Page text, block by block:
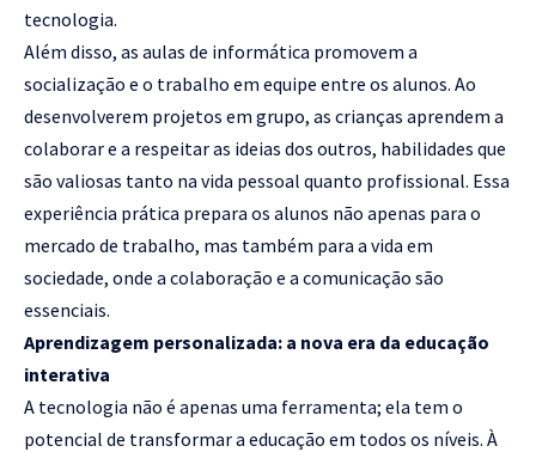
tecnologia.
Além disso, as aulas de informática promovem a
socialização e o trabalho em equipe entre os alunos. Ao
desenvolverem projetos em grupo, as crianças aprendem a
colaborar e a respeitar as ideias dos outros, habilidades que
são valiosas tanto na vida pessoal quanto profissional. Essa
experiência prática prepara os alunos não apenas para o
mercado de trabalho, mas também para a vida em
sociedade, onde a colaboração e a comunicação são
essenciais.
Aprendizagem personalizada: a nova era da educação
interativa
A tecnologia não é apenas uma ferramenta; ela tem o
potencial de transformar a educação em todos os níveis. À